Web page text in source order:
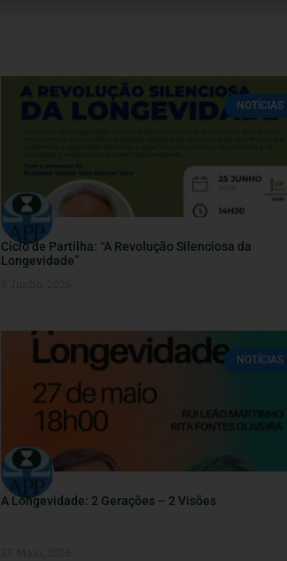
NOTÍCIAS
Ciclo de Partilha: “A Revolução Silenciosa da
Longevidade”
NOTÍCIAS
A Longevidade: 2 Gerações – 2 Visões